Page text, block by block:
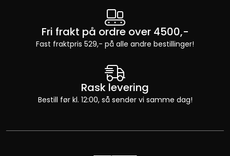
Fri frakt på ordre over 4500,-
Fast fraktpris 529,- på alle andre bestillinger!
Rask levering
Bestill før kl. 12:00, så sender vi samme dag!